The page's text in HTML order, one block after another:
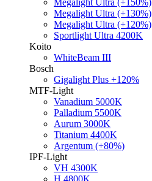
Megalight Ultra (+150%)
Megalight Ultra (+130%)
Megalight Ultra (+120%)
Sportlight Ultra 4200K
Koito
WhiteBeam III
Bosch
Gigalight Plus +120%
MTF-Light
Vanadium 5000K
Palladium 5500K
Aurum 3000K
Titanium 4400K
Argentum (+80%)
IPF-Light
VH 4300K
H 4800K